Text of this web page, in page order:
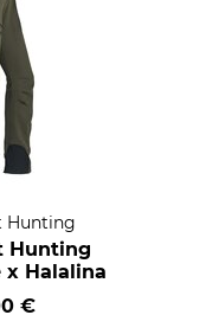
Hunting
Hunting
x Halalina
€